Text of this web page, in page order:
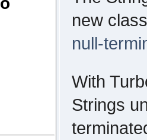
new
null-
With
Strings